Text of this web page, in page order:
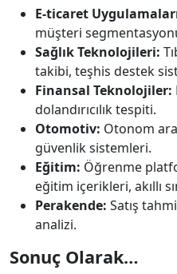
E-ticaret
müşteri
Sağlık Teknolojileri:
takibi, teşhis destek
Finansal Teknolojiler:
dolandırıcılık tespiti.
Otomotiv: Otonom
güvenlik sistemleri.
Eğitim: Öğrenme
eğitim içerikleri, akıllı
Perakende: Satış
analizi.
Sonuç Olarak…